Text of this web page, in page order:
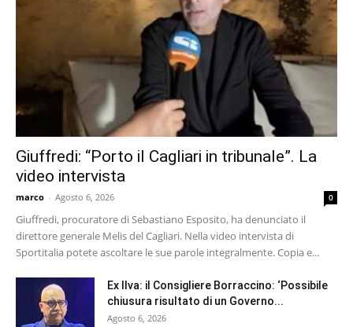
Giuffredi: “Porto il Cagliari in tribunale”. La
video intervista
marco - Agosto 6, 2026 0
Giuffredi, procuratore di Sebastiano Esposito, ha denunciato il
direttore generale Melis del Cagliari. Nella video intervista di
Sportitalia potete ascoltare le sue parole integralmente. Copia e...
Ex Ilva: il Consigliere Borraccino: ‘Possibile
chiusura risultato di un Governo...
Agosto 6, 2026